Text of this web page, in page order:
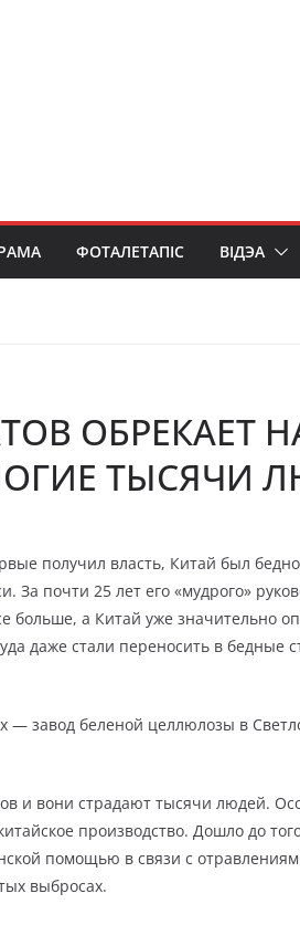
ФОТАЛЕТАПІС ВІДЭА
ОБРЕКАЕТ
ТЫСЯЧИ
получил власть, Китай был
За почти 25 лет его «мудрого»
больше, а Китай уже значительно
даже стали переносить в бедные
— завод беленой целлюлозы в
и вони страдают тысячи людей.
производство. Дошло до
помощью в связи с
выбросах.